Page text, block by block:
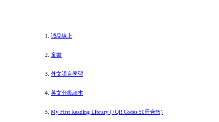
誠品線上
童書
外文語言學習
英文分級讀本
My First Reading Library (+QR Codes 50冊合售)